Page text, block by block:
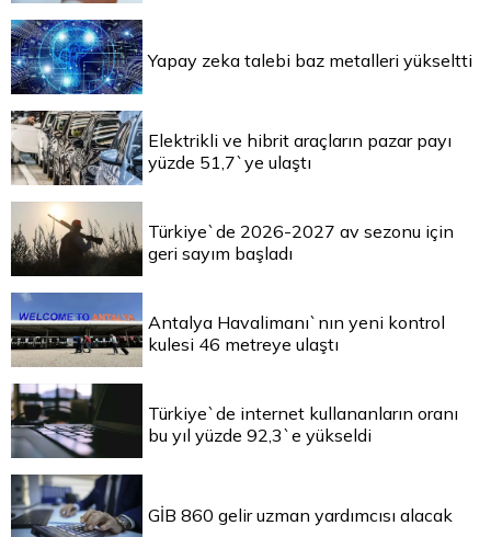
Yapay zeka talebi baz metalleri yükseltti
Elektrikli ve hibrit araçların pazar payı
yüzde 51,7`ye ulaştı
Türkiye`de 2026-2027 av sezonu için
geri sayım başladı
Antalya Havalimanı`nın yeni kontrol
kulesi 46 metreye ulaştı
Türkiye`de internet kullananların oranı
bu yıl yüzde 92,3`e yükseldi
GİB 860 gelir uzman yardımcısı alacak